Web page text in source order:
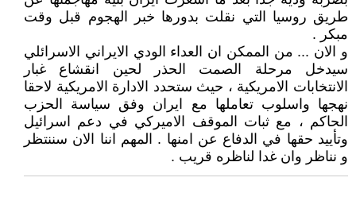
طريق روسيا التي نقلت بدورها خبر الهجوم قبل وقت
مبكر .
و الان ... من الممكن ان العداء الودي الايراني الاسرائلي
سيدخل مرحلة الصمت الحذر لحين انقشاع غبار
الانتخابات الامريكية ، حيث ستحدد الادارة الامريكية لاحقا
نهجها واسلوب تعاملها مع ايران وفق سياسة الحزب
الحاكم ، مع ثبات الموقف الاميركي في دعم اسرائيل
وتأييد حقها في الدفاع عن امنها . المهم اننا الان سننتظر
و نناظر وان غدا لناظره قريب .